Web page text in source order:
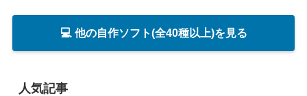
💻 他の自作ソフト(全40種以上)を見る
人気記事